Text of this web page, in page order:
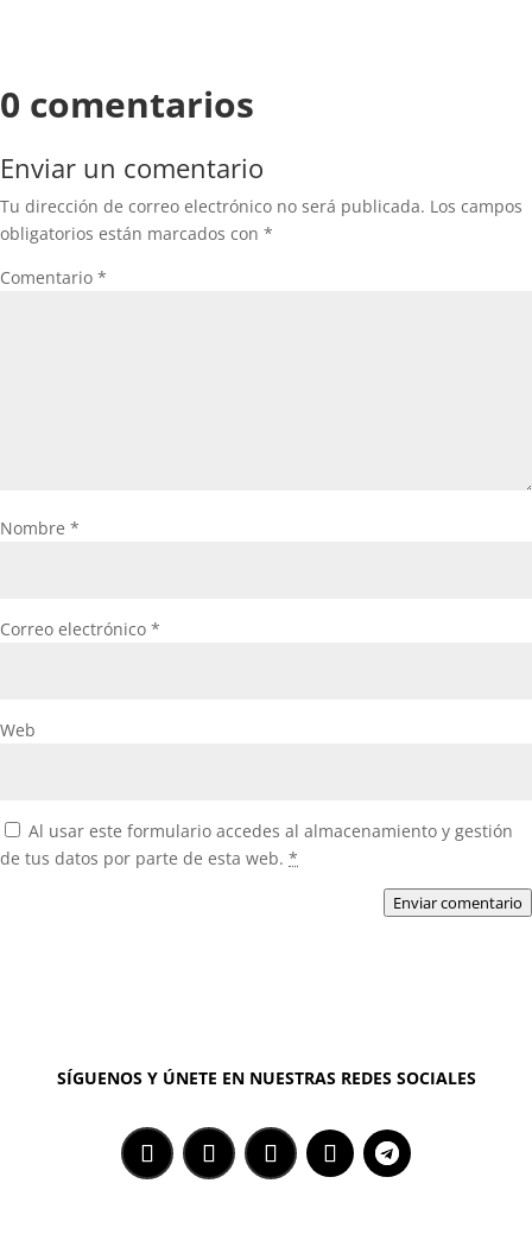
0 comentarios
Enviar un comentario
Tu dirección de correo electrónico no será publicada. Los campos
obligatorios están marcados con *
Comentario *
Nombre *
Correo electrónico *
Web
Al usar este formulario accedes al almacenamiento y gestión
de tus datos por parte de esta web. *
Enviar comentario
SÍGUENOS Y ÚNETE EN NUESTRAS REDES SOCIALES